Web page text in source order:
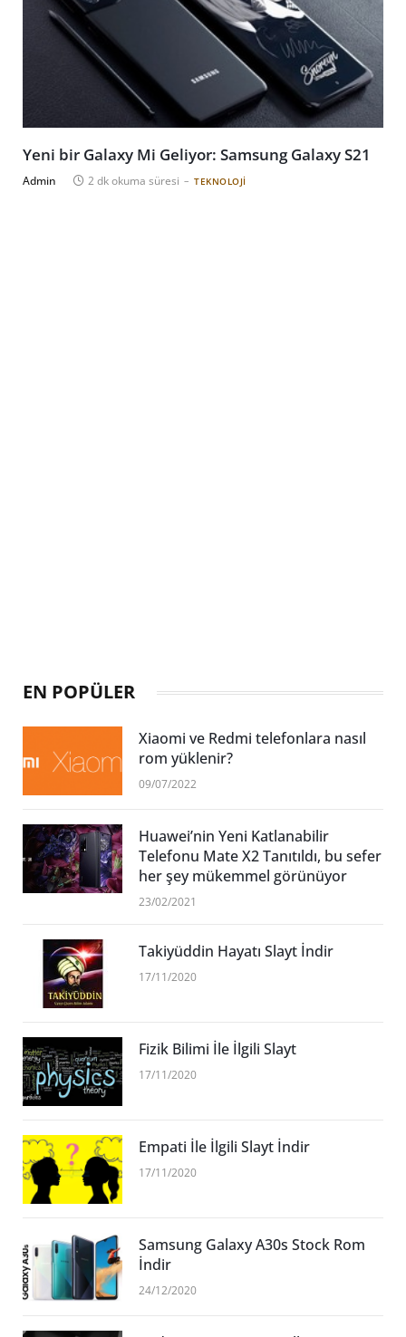
Yeni bir Galaxy Mi Geliyor: Samsung Galaxy S21
Admin 2 dk okuma süresi TEKNOLOJI
EN POPÜLER
Xiaomi ve Redmi telefonlara nasıl
rom yüklenir?
09/07/2022
Huawei’nin Yeni Katlanabilir
Telefonu Mate X2 Tanıtıldı, bu sefer
her şey mükemmel görünüyor
23/02/2021
Takiyüddin Hayatı Slayt İndir
17/11/2020
Fizik Bilimi İle İlgili Slayt
17/11/2020
Empati İle İlgili Slayt İndir
17/11/2020
Samsung Galaxy A30s Stock Rom
İndir
24/12/2020